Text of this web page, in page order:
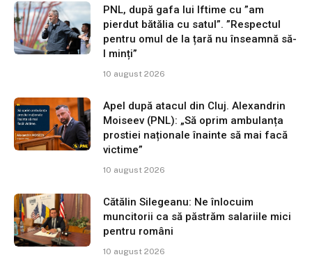
PNL, după gafa lui Iftime cu ”am
pierdut bătălia cu satul”. ”Respectul
pentru omul de la țară nu înseamnă să-
l minți”
10 august 2026
Apel după atacul din Cluj. Alexandrin
Moiseev (PNL): „Să oprim ambulanța
prostiei naționale înainte să mai facă
victime”
10 august 2026
Cătălin Silegeanu: Ne înlocuim
muncitorii ca să păstrăm salariile mici
pentru români
10 august 2026